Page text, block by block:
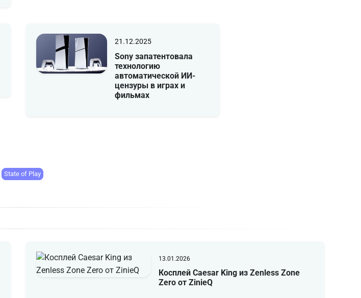
21.12.2025
Sony запатентовала
технологию
автоматической ИИ-
цензуры в играх и
фильмах
State of Play
13.01.2026
Косплей Caesar King из Zenless Zone
Zero от ZinieQ